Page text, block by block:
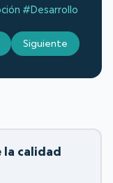
#Desarrollo
Siguiente
calidad